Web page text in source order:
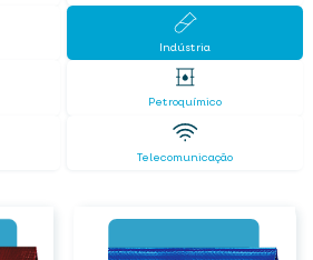
Indústria
Petroquímico
Telecomunicação